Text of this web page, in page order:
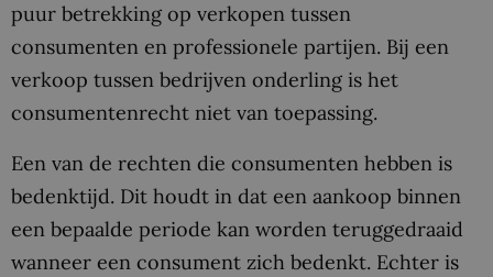
puur betrekking op verkopen tussen
consumenten en professionele partijen. Bij een
verkoop tussen bedrijven onderling is het
consumentenrecht niet van toepassing.
Een van de rechten die consumenten hebben is
bedenktijd. Dit houdt in dat een aankoop binnen
een bepaalde periode kan worden teruggedraaid
wanneer een consument zich bedenkt. Echter is